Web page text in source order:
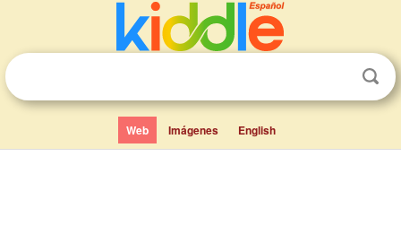
Web Imágenes English